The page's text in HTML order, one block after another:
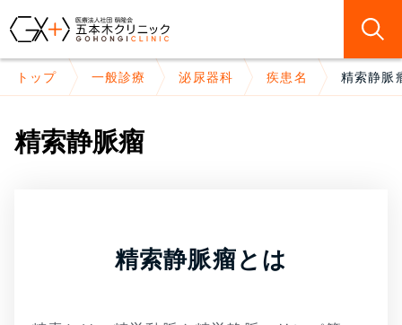
トップ 一般診療 泌尿器科 疾患名 精索静脈
精索静脈瘤
精索静脈瘤とは